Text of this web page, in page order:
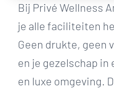
Bij Privé Wellness
je alle faciliteiten
Geen drukte, geen
en je gezelschap
en luxe omgeving.